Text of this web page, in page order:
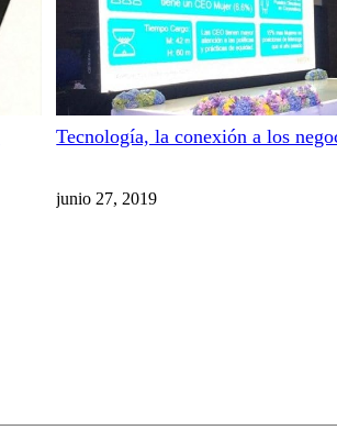
Tecnología, la conexión a los
junio 27, 2019